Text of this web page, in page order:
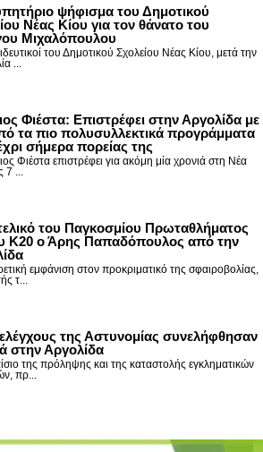
ψήφισμα του Δημοτικού
Νέας Κίου για τον θάνατο του
Μιχαλόπουλου
του Δημοτικού Σχολείου Νέας Κίου, μετά την
...
Φιέστα: Επιστρέφει στην Αργολίδα με
τα πιο πολυσυλλεκτικά προγράμματα
σήμερα πορείας της
Φιέστα επιστρέφει για ακόμη μία χρονιά στη Νέα
7 ...
του Παγκοσμίου Πρωταθλήματος
Κ20 ο Άρης Παπαδόπουλος από την
εμφάνιση στον προκριματικό της σφαιροβολίας,
τ...
της Αστυνομίας συνελήφθησαν
στην Αργολίδα
της πρόληψης και της καταστολής εγκληματικών
πρ...